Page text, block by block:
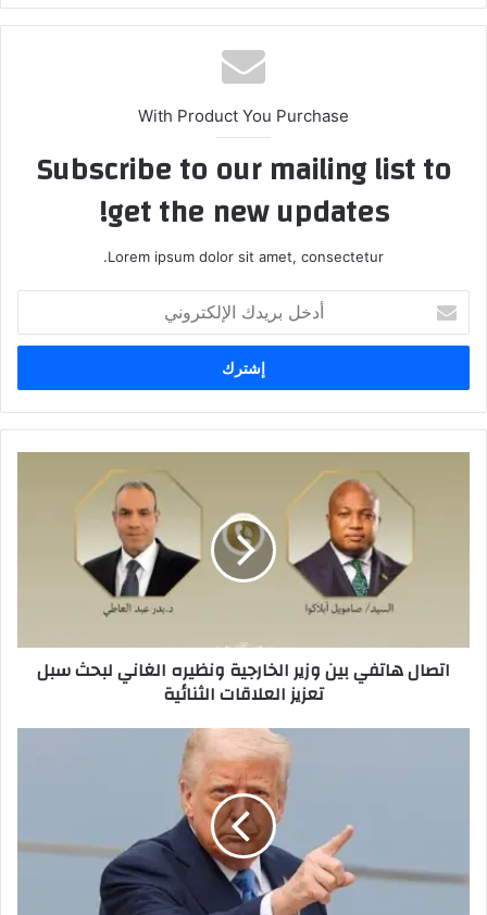
With Product You Purchase
Subscribe to our mailing list to
get the new updates!
Lorem ipsum dolor sit amet, consectetur.
بريدك
الإلكتروني
اتصال هاتفي بين وزير الخارجية ونظيره الغاني لبحث سبل
تعزيز العلاقات الثنائية